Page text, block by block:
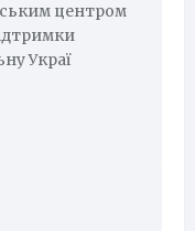
центром
Украї